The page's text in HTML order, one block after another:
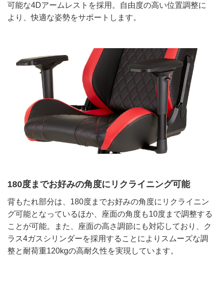
可能な4Dアームレストを採用。自由度の高い位置調整に
より、快適な姿勢をサポートします。
180度までお好みの角度にリクライニング可能
背もたれ部分は、180度までお好みの角度にリクライニン
グ可能となっているほか、座面の角度も10度まで調整する
ことが可能。また、座面の高さ調節にも対応しており、ク
ラス4ガスシリンダーを採用することによりスムーズな調
整と耐荷重120kgの高耐久性を実現しています。